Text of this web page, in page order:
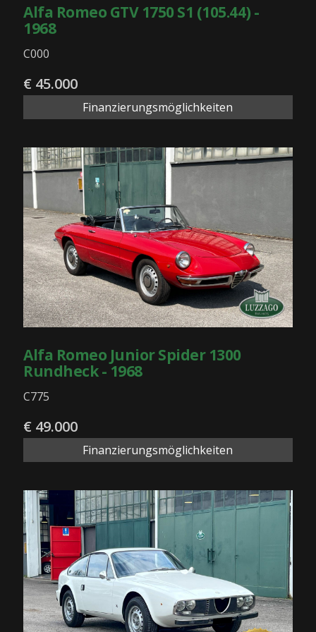
Alfa Romeo GTV 1750 S1 (105.44) -
1968
C000
€ 45.000
Finanzierungsmöglichkeiten
Alfa Romeo Junior Spider 1300
Rundheck - 1968
C775
€ 49.000
Finanzierungsmöglichkeiten